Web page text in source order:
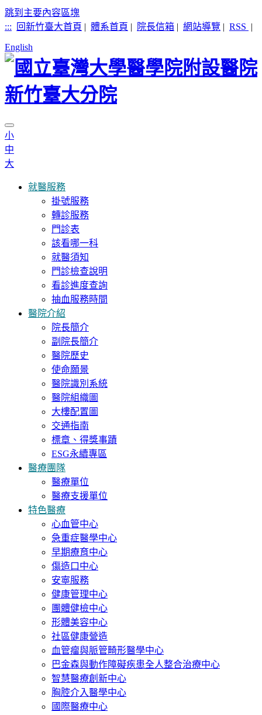
跳到主要內容區塊
:::
回新竹臺大首頁 | 體系首頁 | 院長信箱 | 網站導覽 | RSS |
English
小
中
大
就醫服務
掛號服務
轉診服務
門診表
該看哪一科
就醫須知
門診檢查說明
看診進度查詢
抽血服務時間
醫院介紹
院長簡介
副院長簡介
醫院歷史
使命願景
醫院識別系統
醫院組織圖
大樓配置圖
交通指南
標章、得獎事蹟
ESG永續專區
醫療團隊
醫療單位
醫療支援單位
特色醫療
心血管中心
急重症醫學中心
早期療育中心
傷造口中心
安寧服務
健康管理中心
團體健檢中心
形體美容中心
社區健康營造
血管瘤與脈管畸形醫學中心
巴金森與動作障礙疾患全人整合治療中心
智慧醫療創新中心
胸腔介入醫學中心
國際醫療中心